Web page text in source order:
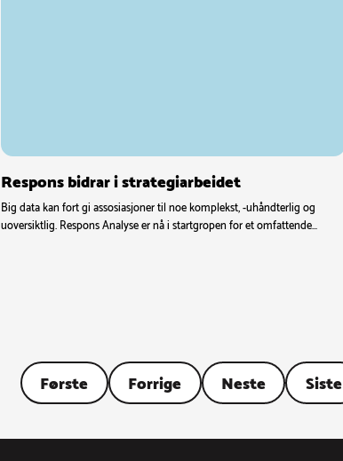
Respons bidrar i strategiarbeidet
Big data kan fort gi assosiasjoner til noe komplekst, -uhåndterlig og
uoversiktlig. Respons Analyse er nå i startgropen for et omfattende…
Første Forrige Neste Siste